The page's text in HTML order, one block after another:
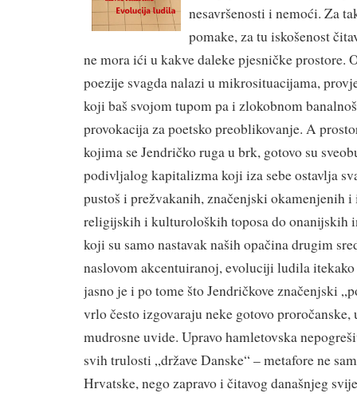
nesavršenosti i nemoći. Za
pomake, za tu iskošenost
ne mora ići u kakve daleke pjesničke prostore.
poezije svagda nalazi u mikrosituacijama,
koji baš svojom tupom pa i zlokobnom
provokacija za poetsko preoblikovanje. A
kojima se Jendričko ruga u brk, gotovo su
podivljalog kapitalizma koji iza sebe ostavlja
pustoš i prežvakanih, značenjski okamenjenih
religijskih i kulturoloških toposa do onanijskih
koji su samo nastavak naših opačina drugim
naslovom akcentuiranoj, evoluciji ludila
jasno je i po tome što Jendričkove značenjski
vrlo često izgovaraju neke gotovo proročanske,
mudrosne uvide. Upravo hamletovska
svih trulosti „države Danske“ – metafore ne
Hrvatske, nego zapravo i čitavog današnjeg